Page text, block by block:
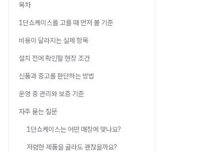
목차
1단쇼케이스를 고를 때 먼저 볼 기준
비용이 달라지는 실제 항목
설치 전에 확인할 현장 조건
신품과 중고를 판단하는 방법
운영 중 관리와 보증 기준
자주 묻는 질문
1단쇼케이스는 어떤 매장에 맞나요?
저렴한 제품을 골라도 괜찮을까요?